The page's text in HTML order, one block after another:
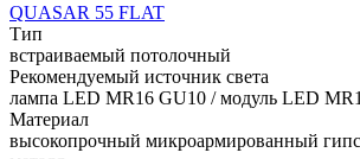
QUASAR 55 FLAT
Тип
встраиваемый потолочный
Рекомендуемый источник света
лампа LED MR16 GU10 / модуль LED
Материал
высокопрочный микроармированный